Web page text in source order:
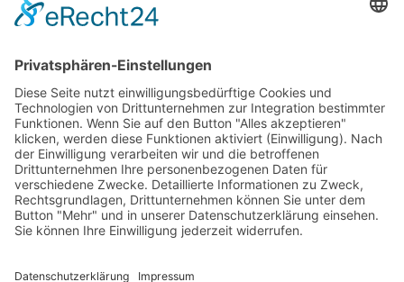
Verfügbarkeiten
Zahlung und Versand
Datenschutz
Fernabsatz
Widerrufsrecht MS
Widerrufsrecht bei Dienstleistungen